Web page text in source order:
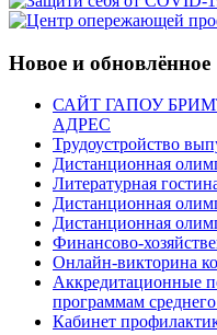
Новое и обновлённое
САЙТ ГАПОУ
АДРЕС
Трудоустройство
Дистанционная
Литературная
Дистанционная
Дистанционная
Финансово-
Онлайн-викторина
Аккредитационные
программам
Кабинет